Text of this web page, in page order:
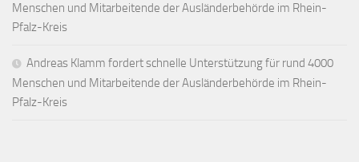
Menschen und Mitarbeitende der Ausländerbehörde im Rhein-
Pfalz-Kreis
Andreas Klamm fordert schnelle Unterstützung für rund 4000
Menschen und Mitarbeitende der Ausländerbehörde im Rhein-
Pfalz-Kreis